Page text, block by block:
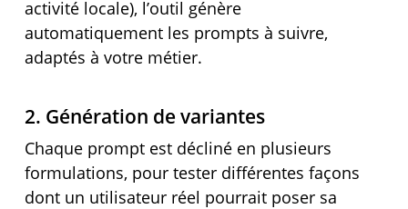
activité locale), l’outil génère
automatiquement les prompts à suivre,
adaptés à votre métier.
2. Génération de variantes
Chaque prompt est décliné en plusieurs
formulations, pour tester différentes façons
dont un utilisateur réel pourrait poser sa